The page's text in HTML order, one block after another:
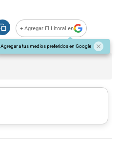
+ Agregar El Litoral en
Agregar a tus medios preferidos en Google